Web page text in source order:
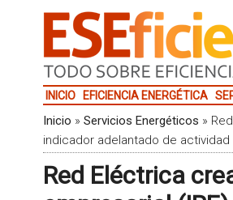
INICIO EFICIENCIA ENERGÉTICA
Inicio » Servicios Energéticos »
indicador adelantado de
Red Eléctrica